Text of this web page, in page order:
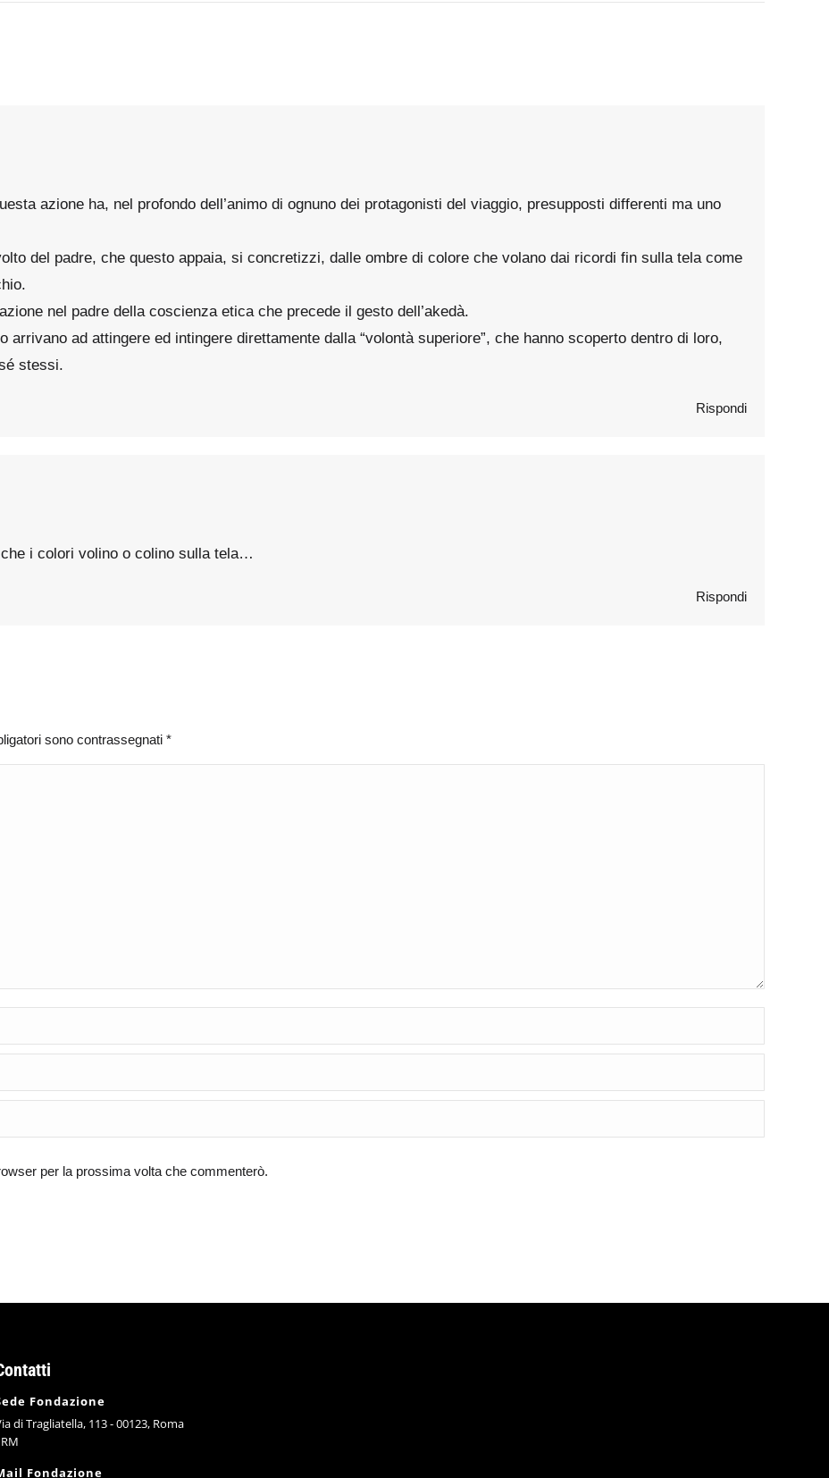
azione ha, nel profondo dell’animo di ognuno dei protagonisti del viaggio, presupposti differenti ma uno
del padre, che questo appaia, si concretizzi, dalle ombre di colore che volano dai ricordi fin sulla tela come
nel padre della coscienza etica che precede il gesto dell’akedà.
arrivano ad attingere ed intingere direttamente dalla “volontà superiore”, che hanno scoperto dentro di loro,
stessi.
Rispondi
i colori volino o colino sulla tela…
Rispondi
sono contrassegnati *
per la prossima volta che commenterò.
Fondazione
di Tragliatella, 113 - 00123, Roma
Fondazione